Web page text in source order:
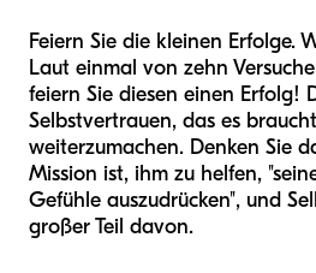
Feiern Sie die kleinen Erfolge.
Laut einmal von zehn
feiern Sie diesen einen Erfolg!
Selbstvertrauen, das es
weiterzumachen. Denken Sie
Mission ist, ihm zu helfen,
Gefühle auszudrücken", und
großer Teil davon.